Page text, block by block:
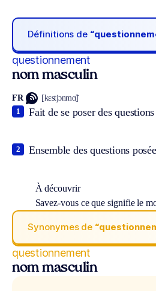
Définitions de
questionnement
nom masculin
FR [kɛstjɔnmɑ̃]
Fait de se poser des
1
Ensemble des questions
2
À découvrir
Savez-vous ce que signifie le
Synonymes de
questionnement
nom masculin